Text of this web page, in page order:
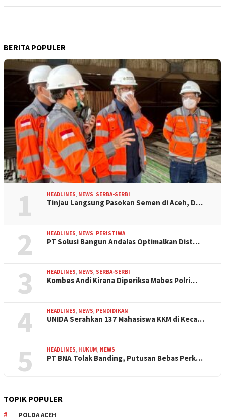
BERITA POPULER
1 HEADLINES, NEWS, SERBA-SERBI
Tinjau Langsung Pasokan Semen di Aceh, D…
2 HEADLINES, NEWS, PERISTIWA
PT Solusi Bangun Andalas Optimalkan Dist…
3 HEADLINES, NEWS, SERBA-SERBI
Kombes Andi Kirana Diperiksa Mabes Polri…
4 HEADLINES, NEWS, PENDIDIKAN
UNIDA Serahkan 137 Mahasiswa KKM di Keca…
5 HEADLINES, HUKUM, NEWS
PT BNA Tolak Banding, Putusan Bebas Perk…
TOPIK POPULER
POLDA ACEH